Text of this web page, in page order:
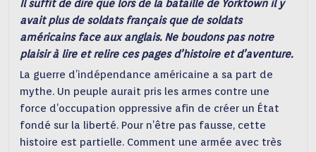
Il suffit de dire que lors de la bataille de Yorktown il y
avait plus de soldats français que de soldats
américains face aux anglais. Ne boudons pas notre
plaisir à lire et relire ces pages d’histoire et d’aventure.
La guerre d’indépendance américaine a sa part de
mythe. Un peuple aurait pris les armes contre une
force d’occupation oppressive afin de créer un État
fondé sur la liberté. Pour n’être pas fausse, cette
histoire est partielle. Comment une armée avec très